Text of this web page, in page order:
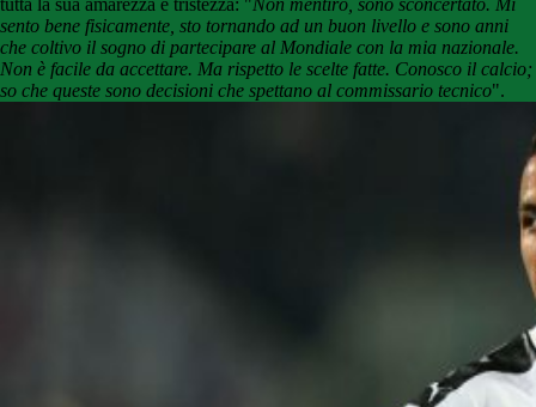
tutta la sua amarezza e tristezza: "Non mentirò, sono sconcertato. Mi
sento bene fisicamente, sto tornando ad un buon livello e sono anni
che coltivo il sogno di partecipare al Mondiale con la mia nazionale.
Non è facile da accettare. Ma rispetto le scelte fatte. Conosco il calcio;
so che queste sono decisioni che spettano al commissario tecnico".